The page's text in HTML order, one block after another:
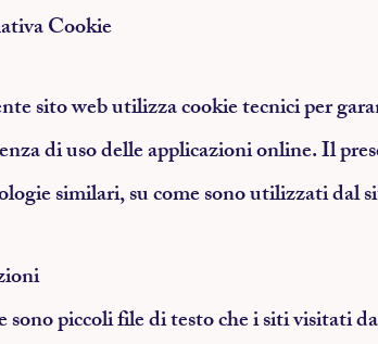
Cookie
sito web utilizza cookie tecnici per
di uso delle applicazioni online. Il
similari, su come sono utilizzati dal
sono piccoli file di testo che i siti visitati